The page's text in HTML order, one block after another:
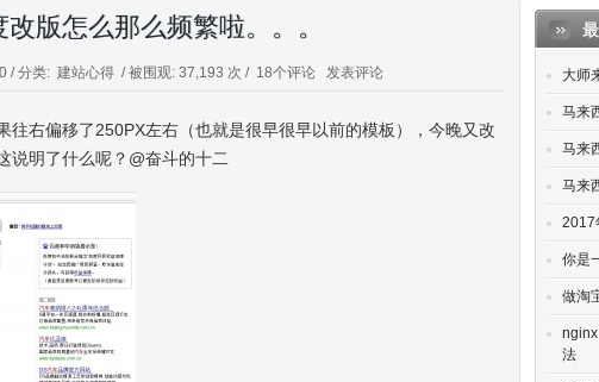
改版怎么那么频繁啦。。。
/ 分类: 建站心得 / 被围观: 37,193 次 / 18个评论 发表评论
往右偏移了250PX左右（也就是很早很早以前的模板），今晚又改
说明了什么呢？@奋斗的十二
大师
马来
马来
马来
2017
你是
做淘
法